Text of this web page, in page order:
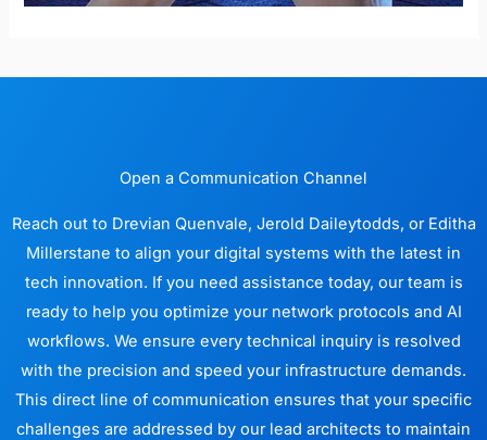
Open a Communication Channel
Reach out to Drevian Quenvale, Jerold Daileytodds, or Editha
Millerstane to align your digital systems with the latest in
tech innovation. If you need assistance today, our team is
ready to help you optimize your network protocols and AI
workflows. We ensure every technical inquiry is resolved
with the precision and speed your infrastructure demands.
This direct line of communication ensures that your specific
challenges are addressed by our lead architects to maintain